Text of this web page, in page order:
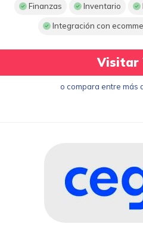
Finanzas Inventario
Integración con
Visitar
o compara entre más